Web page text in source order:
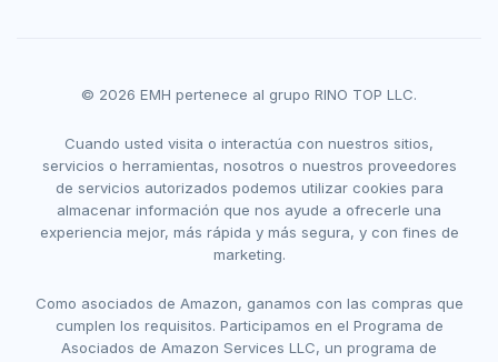
© 2026 EMH pertenece al grupo RINO TOP LLC.
Cuando usted visita o interactúa con nuestros sitios,
servicios o herramientas, nosotros o nuestros proveedores
de servicios autorizados podemos utilizar cookies para
almacenar información que nos ayude a ofrecerle una
experiencia mejor, más rápida y más segura, y con fines de
marketing.
Como asociados de Amazon, ganamos con las compras que
cumplen los requisitos. Participamos en el Programa de
Asociados de Amazon Services LLC, un programa de